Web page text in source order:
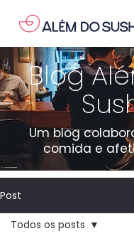
Blog
Um blog
comida e
Post
Todos os posts